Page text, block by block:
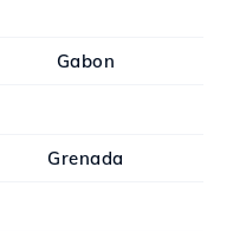
Gabon
Grenada